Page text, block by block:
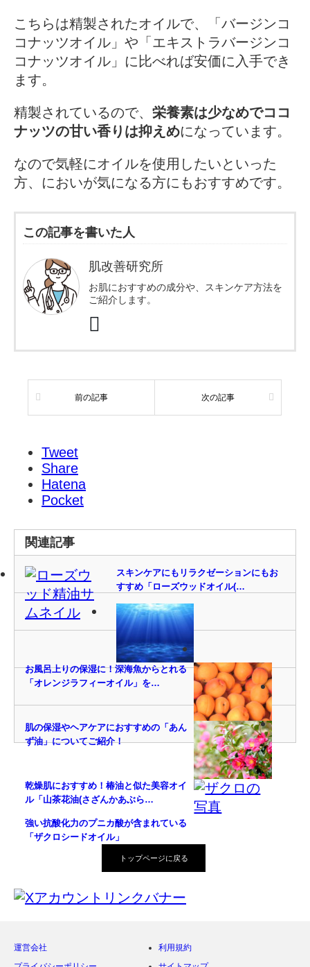
こちらは精製されたオイルで、「バージンコ
コナッツオイル」や「エキストラバージンコ
コナッツオイル」に比べれば安価に入手でき
ます。
精製されているので、 栄養素は少なめでココ
ナッツの甘い香りは抑えめになっています。
なので気軽にオイルを使用したいといった
方、においが気になる方にもおすすめです。
この記事を書いた人
肌改善研究所
お肌におすすめの成分や、スキンケア方法を
ご紹介します。
前の記事 次の記事
Tweet
Share
Hatena
Pocket
関連記事
スキンケアにもリラクゼーションにもお
すすめ「ローズウッドオイル(…
お風呂上りの保湿に！深海魚からとれる
「オレンジラフィーオイル」を…
肌の保湿やヘアケアにおすすめの「あん
ず油」についてご紹介！
乾燥肌におすすめ！椿油と似た美容オイ
ル「山茶花油(さざんかあぶら…
強い抗酸化力のプニカ酸が含まれている
「ザクロシードオイル」
トップページに戻る
運営会社
利用規約